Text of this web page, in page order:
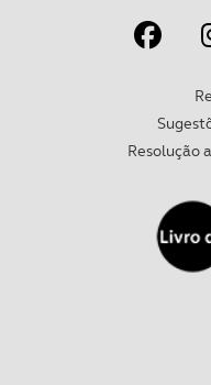
Resolução